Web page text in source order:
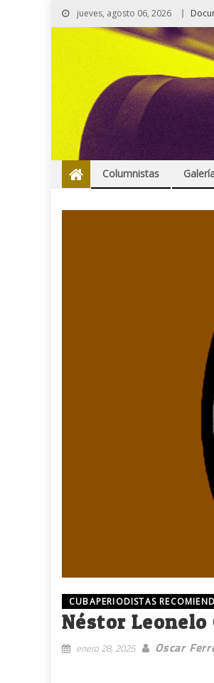
jueves, agosto 06, 2026
Columnistas
CUBAPERIODISTAS
Néstor
enero 28, 2025 Oscar